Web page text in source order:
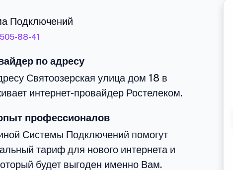
Подключений
88-41
по адресу
Святоозерская улица дом 18 в
интернет-провайдер Ростелеком.
профессионалов
Системы Подключений помогут
тариф для нового интернета и
будет выгоден именно Вам.